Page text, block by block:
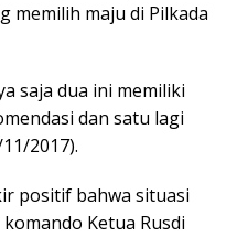
memilih maju di Pilkada
saja dua ini memiliki
dan satu lagi
2017).
positif bahwa situasi
Ketua Rusdi